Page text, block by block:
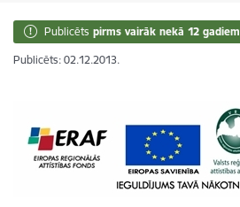
Publicēts pirms vairāk nekā 12 gadiem
Publicēts: 02.12.2013.